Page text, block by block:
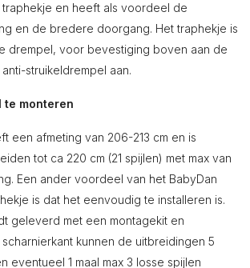
traphekje en heeft als voordeel de
en de bredere doorgang. Het traphekje is
drempel, voor bevestiging boven aan de
struikeldrempel aan.
te monteren
een afmeting van 206-213 cm en is
tot ca 220 cm (21 spijlen) met max van
Een ander voordeel van het BabyDan
is dat het eenvoudig te installeren is.
geleverd met een montagekit en
kunnen de uitbreidingen 5
eventueel 1 maal max 3 losse spijlen